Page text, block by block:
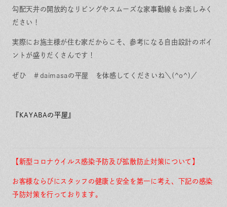
勾配天井の開放的なリビングやスムーズな家事動線もお楽しみく
ださい！
実際にお施主様が住む家だからこそ、参考になる自由設計のポイ
ントが盛りだくさんです！
ぜひ ＃daimasaの平屋 を体感してくださいね＼(^o^)／
『KAYABAの平屋 』
【新型コロナウイルス感染予防及び拡散防止対策について】
お客様ならびにスタッフの健康と安全を第一に考え、下記の感染
予防対策を行っております。